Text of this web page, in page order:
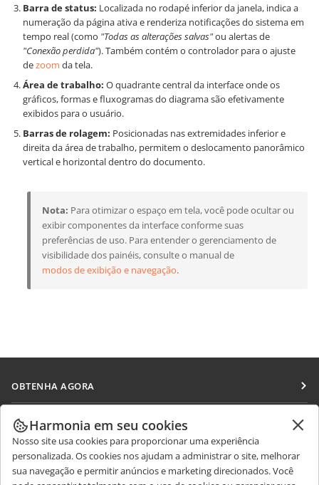
Barra de status: Localizada no rodapé inferior da janela, indica a
numeração da página ativa e renderiza notificações do sistema em
tempo real (como "Todas as alterações salvas"ou alertas de
"Conexão perdida"). Também contém o controlador para o ajuste
dezoom da tela.
Área de trabalho: O quadrante central da interface onde os
gráficos, formas e fluxogramas do diagrama são efetivamente
exibidos para o usuário.
Barras de rolagem: Posicionadas nas extremidades inferior e
direita da área de trabalho, permitem o deslocamento panorâmico
vertical e horizontal dentro do documento.
Nota: Para otimizar o espaço em tela, você pode ocultar ou
exibir componentes da interface conforme suas
preferências de uso. Para entender o gerenciamento de
visibilidade dos painéis, consulte o manual de
modos de exibição e navegação.
OBTENHA AGORA
Docs
DocSpace
Workspace
Conectores
COLABORAR
Para colaboradores
Para tradutores
RECEBA NOTÍCIAS
Blog
Harmonia em seu cookies
Nosso site usa cookies para proporcionar uma experiência
personalizada. Os cookies nos ajudam a administrar o site, melhorar
sua navegação e permitir anúncios e marketing direcionados. Você